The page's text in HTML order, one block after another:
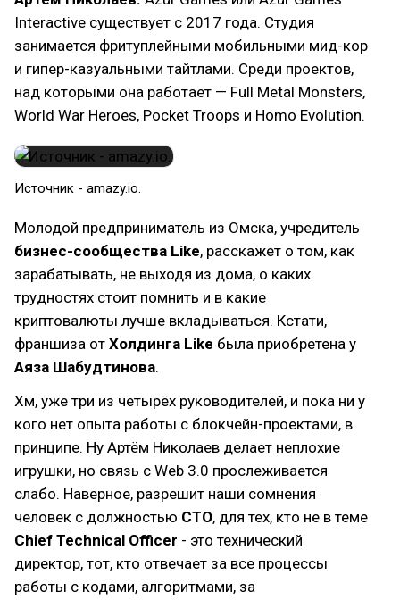
Interactive существует с 2017 года. Студия
занимается фритуплейными мобильными мид-кор
и гипер-казуальными тайтлами. Среди проектов,
над которыми она работает — Full Metal Monsters,
World War Heroes, Pocket Troops и Homo Evolution.
Источник - amazy.io.
Молодой предприниматель из Омска, учредитель
бизнес-сообщества Like, расскажет о том, как
зарабатывать, не выходя из дома, о каких
трудностях стоит помнить и в какие
криптовалюты лучше вкладываться. Кстати,
франшиза от Холдинга Like была приобретена у
Аяза Шабудтинова.
Хм, уже три из четырёх руководителей, и пока ни у
кого нет опыта работы с блокчейн-проектами, в
принципе. Ну Артём Николаев делает неплохие
игрушки, но связь с Web 3.0 прослеживается
слабо. Наверное, разрешит наши сомнения
человек с должностью CTO, для тех, кто не в теме
Chief Technical Officer - это технический
директор, тот, кто отвечает за все процессы
работы с кодами, алгоритмами, за